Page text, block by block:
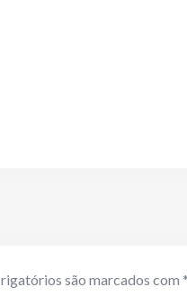
são marcados com *